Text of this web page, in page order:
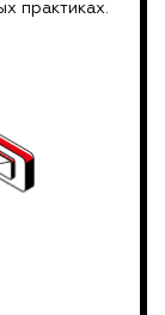
практиках.